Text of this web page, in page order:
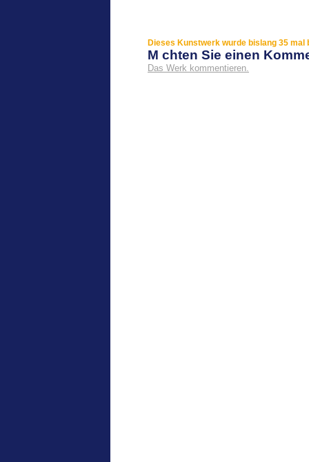
Dieses Kunstwerk wurde bislang 35 mal
M chten Sie einen
Das Werk kommentieren.